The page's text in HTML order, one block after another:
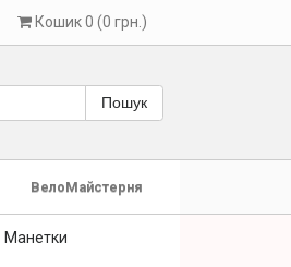
Кошик 0 (0 грн.)
Пошук
ВелоМайстерня
Манетки